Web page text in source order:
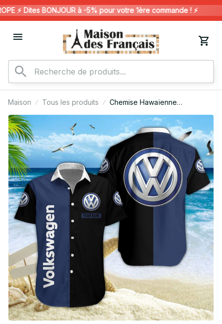
⚡️ Dites BONJOUR à -5% pour votre 1ère commande ! ⚡️
Maison Tous les produits
Chemise Hawaïenne
Volkswagen